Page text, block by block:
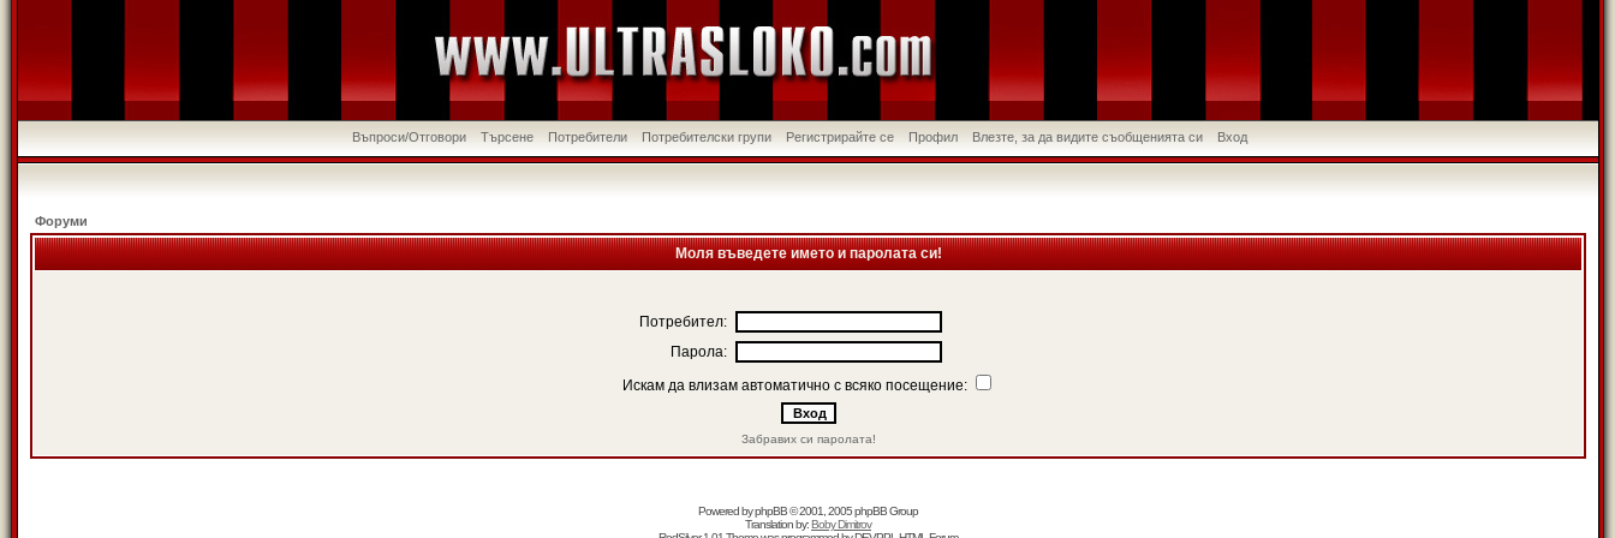
Въпроси/Отговори Търсене Потребители Потребителски групи Регистрирайте се Профил Влезте, за да видите съобщенията си Вход
Форуми
Моля въведете името и паролата си!
Потребител:
Парола:
Искам да влизам автоматично с всяко посещение:
Забравих си паролата!
Powered byphpBB© 2001, 2005 phpBB Group
Translation by:Boby Dimitrov